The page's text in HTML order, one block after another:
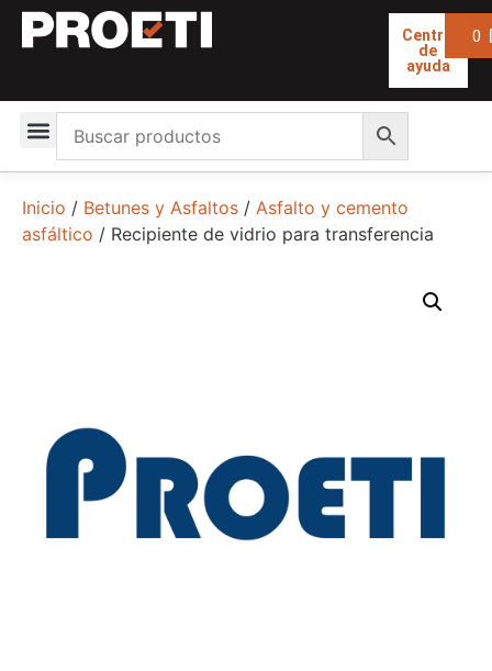
Centro
de
ayuda
0
Inicio / Betunes y Asfaltos / Asfalto y cemento
asfáltico / Recipiente de vidrio para transferencia